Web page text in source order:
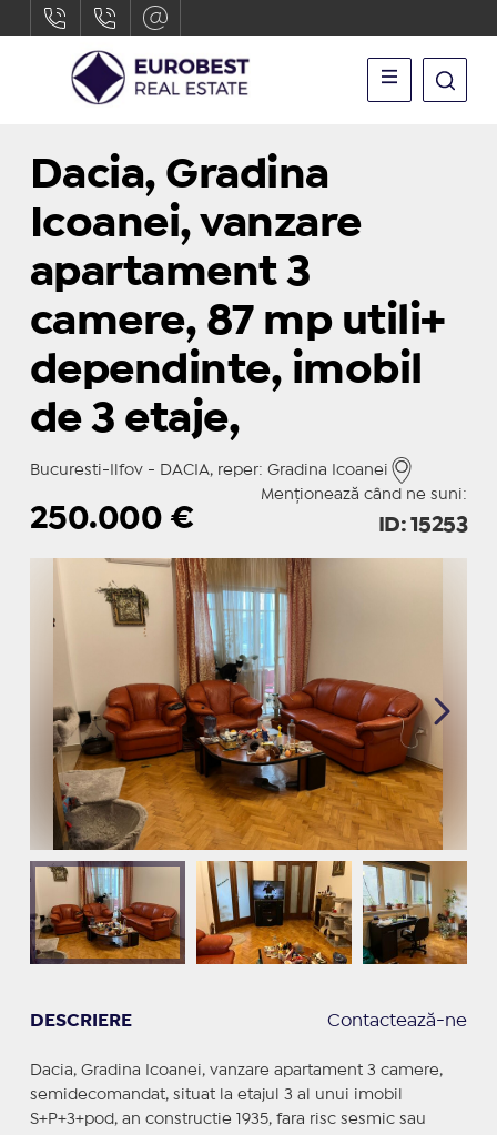
Dacia, Gradina
Icoanei, vanzare
apartament 3
camere, 87 mp utili+
dependinte, imobil
de 3 etaje,
Bucuresti-Ilfov - DACIA, reper: Gradina Icoanei
Menționează când ne suni:
250.000 € ID: 15253
DESCRIERE Contactează-ne
Dacia, Gradina Icoanei, vanzare apartament 3 camere,
semidecomandat, situat la etajul 3 al unui imobil
S+P+3+pod, an constructie 1935, fara risc sesmic sau